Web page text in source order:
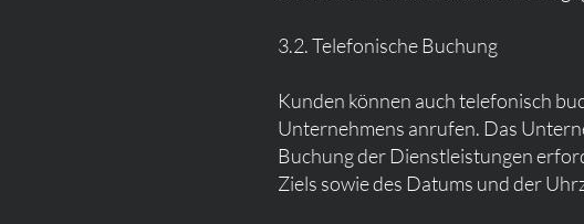
3.2. Telefonische Buchung
Kunden können auch telefonisch
Unternehmens anrufen. Das
Buchung der Dienstleistungen
Ziels sowie des Datums und der